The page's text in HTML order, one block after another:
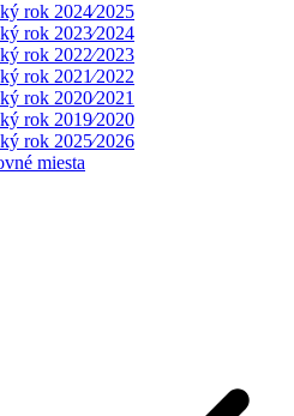
rok 2024⁄2025
rok 2023⁄2024
rok 2022⁄2023
rok 2021⁄2022
rok 2020⁄2021
rok 2019⁄2020
rok 2025⁄2026
miesta